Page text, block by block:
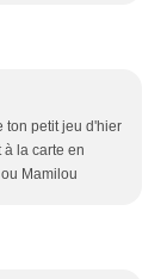
ton petit jeu d'hier
à la carte en
Mamilou